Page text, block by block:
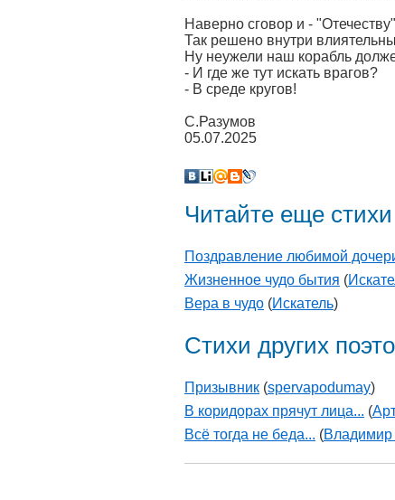
Наверно сговор и -
Так решено внутри
Ну неужели наш корабль
- И где же тут искать врагов?
- В среде кругов!
С.Разумов
05.07.2025
Читайте еще стихи
Поздравление любимой
Жизненное чудо бытия (
Вера в чудо (Искатель)
Стихи других
Призывник (spervapodumay)
В коридорах прячут лица... (
Всё тогда не беда... (Владимир